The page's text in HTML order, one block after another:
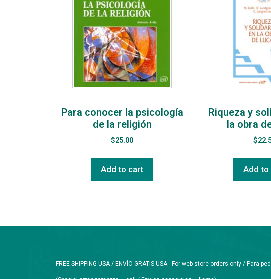
Para conocer la psicología
de la religión
$25.00
Add to cart
Riqueza y
la obra
$
Add to
FREE SHIPPING USA / ENVÍO GRATIS USA - For web-store orders only / Para